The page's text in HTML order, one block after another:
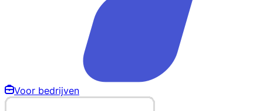
Voor bedrijven